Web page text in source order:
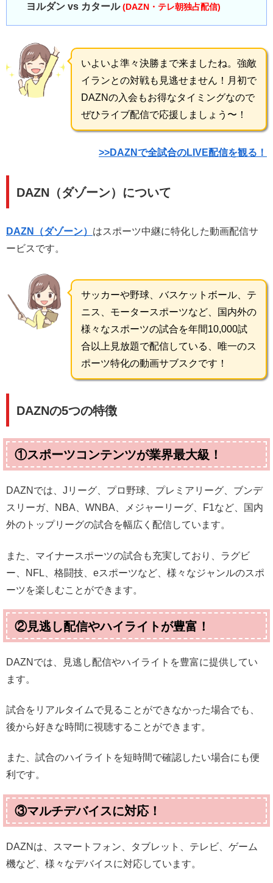
ヨルダン vs カタール(DAZN・テレ朝独占配信)
いよいよ準々決勝まで来ましたね。強敵
イランとの対戦も見逃せません！月初で
DAZNの入会もお得なタイミングなので
ぜひライブ配信で応援しましょう〜！
>>DAZNで全試合のLIVE配信を観る！
DAZN（ダゾーン）について
DAZN（ダゾーン） はスポーツ中継に特化した動画配信サ
ービスです。
サッカーや野球、バスケットボール、テ
ニス、モータースポーツなど、国内外の
様々なスポーツの試合を年間10,000試
合以上見放題で配信している、唯一のス
ポーツ特化の動画サブスクです！
DAZNの5つの特徴
①スポーツコンテンツが業界最大級！
DAZNでは、Jリーグ、プロ野球、プレミアリーグ、ブンデ
スリーガ、NBA、WNBA、メジャーリーグ、F1など、国内
外のトップリーグの試合を幅広く配信しています。
また、マイナースポーツの試合も充実しており、ラグビ
ー、NFL、格闘技、eスポーツなど、様々なジャンルのスポ
ーツを楽しむことができます。
②見逃し配信やハイライトが豊富！
DAZNでは、見逃し配信やハイライトを豊富に提供してい
ます。
試合をリアルタイムで見ることができなかった場合でも、
後から好きな時間に視聴することができます。
また、試合のハイライトを短時間で確認したい場合にも便
利です。
③マルチデバイスに対応！
DAZNは、スマートフォン、タブレット、テレビ、ゲーム
機など、様々なデバイスに対応しています。